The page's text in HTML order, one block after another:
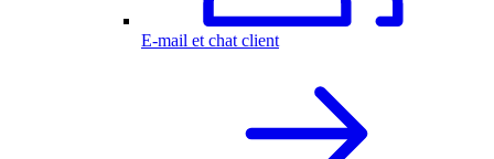
E-mail et chat client